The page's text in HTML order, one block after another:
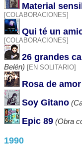
Material
[COLABORACIONES]
Qui té un
[COLABORACIONES]
26 grandes
Belén)
[EN SOLITARIO]
Rosa de
Soy Gitano
Epic 89 (Obra
1990